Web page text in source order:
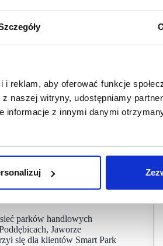
reklam, aby oferować funkcje
naszej witryny, udostępniamy
informacje z innymi danymi
stacji paliw, myjni
projektu jest Smart Park
trasie Wrocław–Nysa–
miejscowości.
zainteresowaniem sieci
odpowiada za proces
Park Poland, która zakłada
parków handlowych
Jaworze
się dla klientów Smart Park